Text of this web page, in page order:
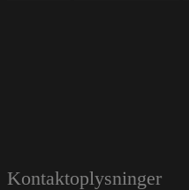
Kontaktoplysninger